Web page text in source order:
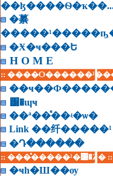
�繤
�Ӿ�ҹ���Ե
H O M E
::
͸�ɰҹ
��ª��ͤ��ʵ�ѡ�
Link ��纤�����¹
�Դ������
:: ���ͤ�����¹�͹�Ź� ::
�ҹһ�Ш��ѹ